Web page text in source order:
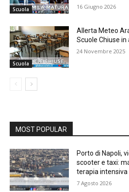
Scuola 16 Giugno 2026
Scuola
Allerta Meteo
Scuole Chiuse
24 Novembre 2025
MOST POPULAR
Porto di Napoli,
scooter e taxi:
terapia intensiva
7 Agosto 2026